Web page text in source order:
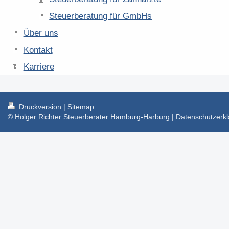
Steuerberatung für GmbHs
Über uns
Kontakt
Karriere
Druckversion | Sitemap
© Holger Richter Steuerberater Hamburg-Harburg |